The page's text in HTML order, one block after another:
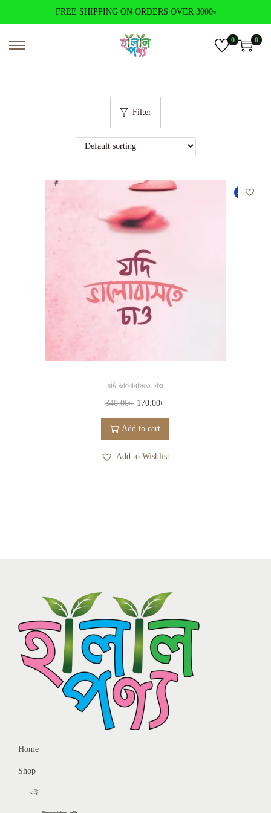
FREE SHIPPING ON ORDERS OVER 3000৳
0 0
Filter
-50%
যদি ভালোবাসতে চাও
340.00৳ 170.00৳
Add to cart
Add to Wishlist
Home
Shop
বই